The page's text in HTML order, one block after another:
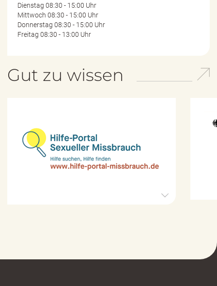
Dienstag 08:30 - 15:00 Uhr
Mittwoch 08:30 - 15:00 Uhr
Donnerstag 08:30 - 15:00 Uhr
Freitag 08:30 - 13:00 Uhr
Gut zu wissen
o